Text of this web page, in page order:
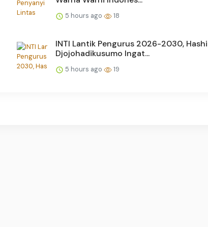
5 hours ago 18
INTI Lantik Pengurus 2026-2030,
Djojohadikusumo Ingat...
5 hours ago 19